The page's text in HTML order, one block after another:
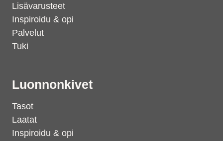
Lisävarusteet
Inspiroidu & opi
Palvelut
Tuki
Luonnonkivet
Tasot
Laatat
Inspiroidu & opi